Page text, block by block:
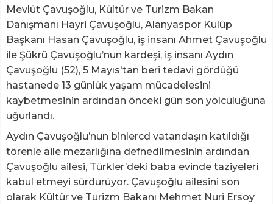
Mevlüt Çavuşoğlu, Kültür ve Turizm Bakan
Danışmanı Hayri Çavuşoğlu, Alanyaspor Kulüp
Başkanı Hasan Çavuşoğlu, iş insanı Ahmet Çavuşoğlu
ile Şükrü Çavuşoğlu’nun kardeşi, iş insanı Aydın
Çavuşoğlu (52), 5 Mayıs'tan beri tedavi gördüğü
hastanede 13 günlük yaşam mücadelesini
kaybetmesinin ardından önceki gün son yolculuğuna
uğurlandı.
Aydın Çavuşoğlu’nun binlercd vatandaşın katıldığı
törenle aile mezarlığına defnedilmesinin ardından
Çavuşoğlu ailesi, Türkler’deki baba evinde taziyeleri
kabul etmeyi sürdürüyor. Çavuşoğlu ailesini son
olarak Kültür ve Turizm Bakanı Mehmet Nuri Ersoy